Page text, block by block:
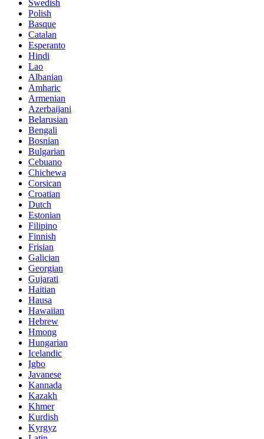
Swedish
Polish
Basque
Catalan
Esperanto
Hindi
Lao
Albanian
Amharic
Armenian
Azerbaijani
Belarusian
Bengali
Bosnian
Bulgarian
Cebuano
Chichewa
Corsican
Croatian
Dutch
Estonian
Filipino
Finnish
Frisian
Galician
Georgian
Gujarati
Haitian
Hausa
Hawaiian
Hebrew
Hmong
Hungarian
Icelandic
Igbo
Javanese
Kannada
Kazakh
Khmer
Kurdish
Kyrgyz